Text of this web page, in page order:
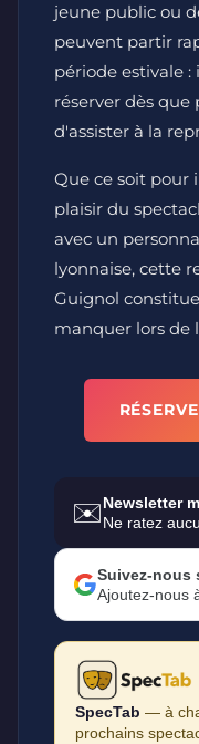
jeune public ou
peuvent partir
période estivale :
réserver dès que
d'assister à la
Que ce soit pour
plaisir du
avec un
lyonnaise, cette
Guignol
manquer lors de
✉️Newsletter
Ne ratez
Suivez-nous
Ajoutez-nous
SpecTab — à
prochains